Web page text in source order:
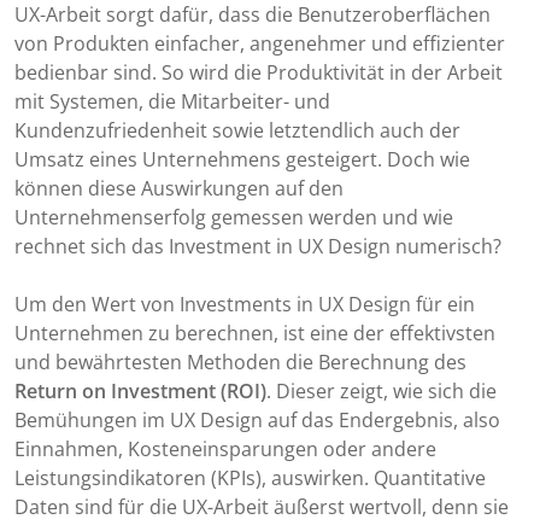
UX-Arbeit sorgt dafür, dass die Benutzeroberflächen
von Produkten einfacher, angenehmer und effizienter
bedienbar sind. So wird die Produktivität in der Arbeit
mit Systemen, die Mitarbeiter- und
Kundenzufriedenheit sowie letztendlich auch der
Umsatz eines Unternehmens gesteigert. Doch wie
können diese Auswirkungen auf den
Unternehmenserfolg gemessen werden und wie
rechnet sich das Investment in UX Design numerisch?
Um den Wert von Investments in UX Design für ein
Unternehmen zu berechnen, ist eine der effektivsten
und bewährtesten Methoden die Berechnung des
Return on Investment (ROI). Dieser zeigt, wie sich die
Bemühungen im UX Design auf das Endergebnis, also
Einnahmen, Kosteneinsparungen oder andere
Leistungsindikatoren (KPIs), auswirken. Quantitative
Daten sind für die UX-Arbeit äußerst wertvoll, denn sie